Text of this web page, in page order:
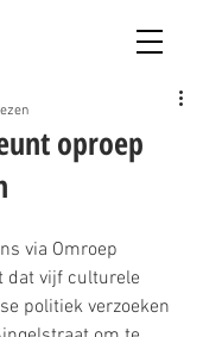
oproep
via Omroep
dat vijf culturele
politiek verzoeken